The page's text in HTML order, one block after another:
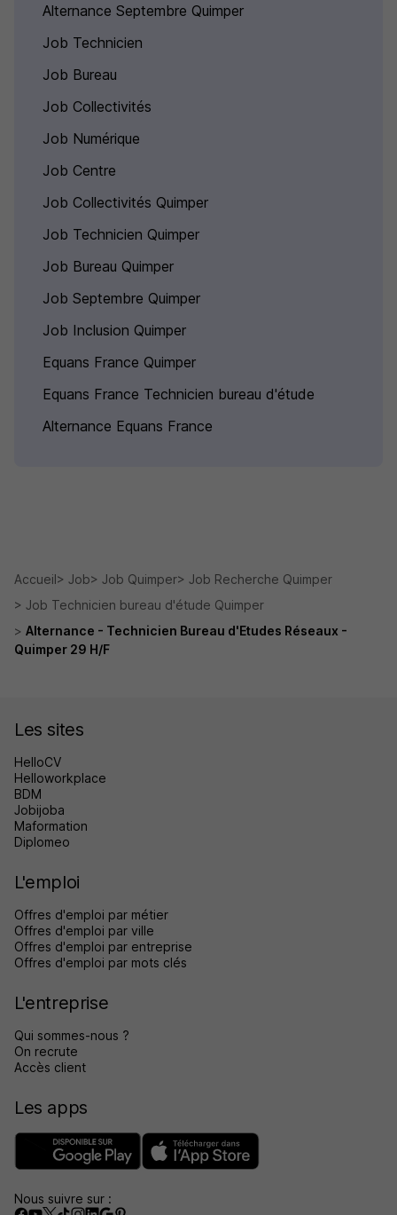
Alternance Septembre Quimper
Job Technicien
Job Bureau
Job Collectivités
Job Numérique
Job Centre
Job Collectivités Quimper
Job Technicien Quimper
Job Bureau Quimper
Job Septembre Quimper
Job Inclusion Quimper
Equans France Quimper
Equans France Technicien bureau d'étude
Alternance Equans France
Accueil Job Job Quimper
Job Recherche Quimper
Job Technicien bureau d'étude Quimper
Alternance - Technicien Bureau d'Etudes Réseaux -
Quimper 29 H/F
Les sites
HelloCV
Helloworkplace
BDM
Jobijoba
Maformation
Diplomeo
L'emploi
Offres d'emploi par métier
Offres d'emploi par ville
Offres d'emploi par entreprise
Offres d'emploi par mots clés
L'entreprise
Qui sommes-nous ?
On recrute
Accès client
Les apps
Nous suivre sur :